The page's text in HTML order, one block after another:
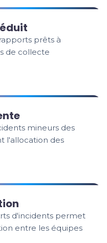
prêts à
de collecte
mineurs des
l'allocation des
d'incidents permet
entre les équipes